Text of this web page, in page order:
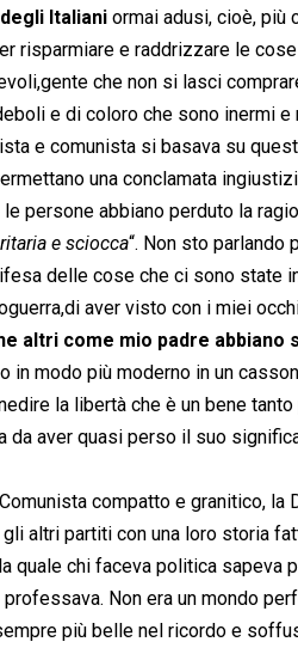
Italiani ormai adusi, cioè, più
risparmiare e raddrizzare le
che non si lasci
e di coloro che sono inermi
e comunista si basava su
una conclamata
persone abbiano perduto la
e sciocca“. Non sto
delle cose che ci sono state
aver visto con i miei
altri come mio padre abbiano
in modo più moderno in un
la libertà che è un bene
da aver quasi perso il suo
compatto e granitico,
altri partiti con una loro storia
quale chi faceva politica sapeva
Non era un mondo
più belle nel ricordo e